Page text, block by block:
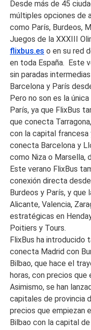
Desde más de 45
múltiples opciones de
como París, Burdeos,
Juegos de la XXXIII
flixbus.es o en su red
en toda España. Este
sin paradas
Barcelona y París
Pero no son es la
París, ya que FlixBus
que conecta
con la capital francesa
conecta Barcelona y
como Niza o Marsella,
Este verano FlixBus
conexión directa
Burdeos y París, y
Alicante, Valencia,
estratégicas en
Poitiers y Tours.
FlixBus ha introducido
conecta Madrid con
Bilbao, que hace el
horas, con precios que
Asimismo, se han
capitales de provincia
precios que empiezan
Bilbao con la capital